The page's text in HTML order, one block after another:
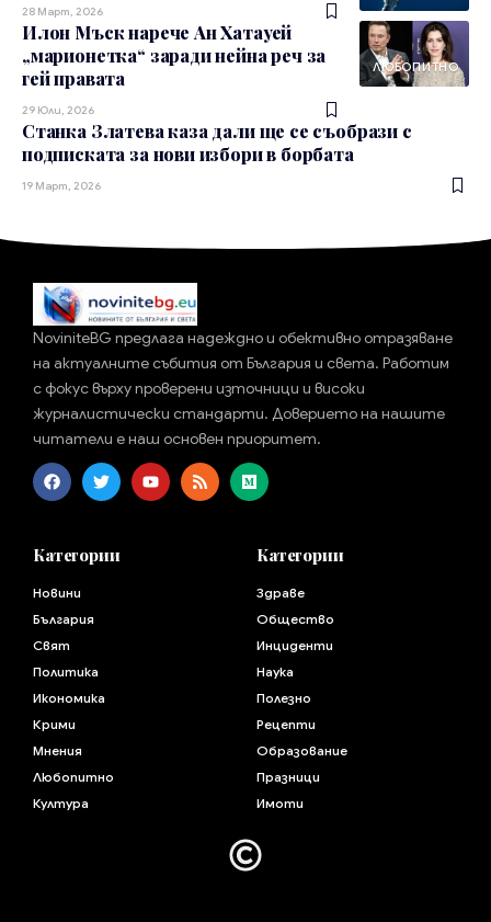
28 Март, 2026
ЛЮБОПИТНО
Илон Мъск нарече Ан Хатауей
„марионетка“ заради нейна реч за
гей правата
29 Юли, 2026
Станка Златева каза дали ще се съобрази с
подписката за нови избори в борбата
19 Март, 2026
NoviniteBG предлага надеждно и обективно отразяване
на актуалните събития от България и света. Работим
с фокус върху проверени източници и високи
журналистически стандарти. Доверието на нашите
читатели е наш основен приоритет.
Категории
Новини
България
Свят
Политика
Икономика
Крими
Мнения
Любопитно
Култура
Категории
Здраве
Общество
Инциденти
Наука
Полезно
Рецепти
Образование
Празници
Имоти